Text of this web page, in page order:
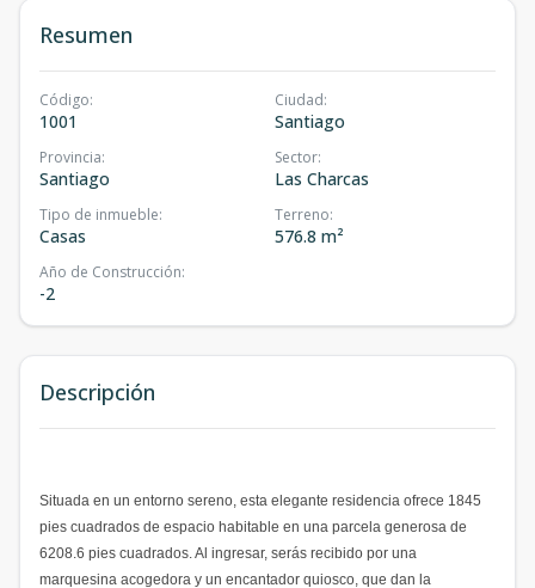
Resumen
Código:
1001
Ciudad:
Santiago
Provincia:
Santiago
Sector:
Las Charcas
Tipo de inmueble:
Casas
Terreno:
576.8 m²
Año de Construcción:
-2
Descripción
Situada en un entorno sereno, esta elegante residencia ofrece 1845
pies cuadrados de espacio habitable en una parcela generosa de
6208.6 pies cuadrados. Al ingresar, serás recibido por una
marquesina acogedora y un encantador quiosco, que dan la